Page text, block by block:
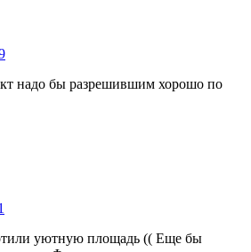
надо бы разрешившим хорошо по
уютную площадь (( Еще бы